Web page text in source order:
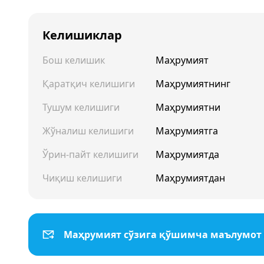
Келишиклар
Бош келишик
Маҳрумият
Қаратқич келишиги
Маҳрумиятнинг
Тушум келишиги
Маҳрумиятни
Жўналиш келишиги
Маҳрумиятга
Ўрин-пайт келишиги
Маҳрумиятда
Чиқиш келишиги
Маҳрумиятдан
Маҳрумият сўзига қўшимча